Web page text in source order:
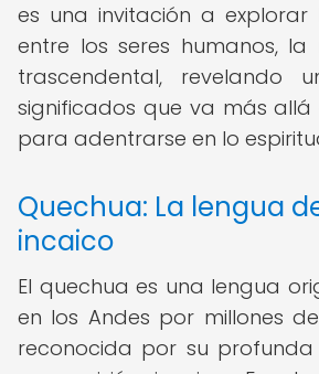
es una invitación a explorar
entre los seres humanos,
trascendental, revelando
significados que va más allá
para adentrarse en lo
Quechua: La lengua
incaico
El quechua es una lengua
en los Andes por millones
reconocida por su